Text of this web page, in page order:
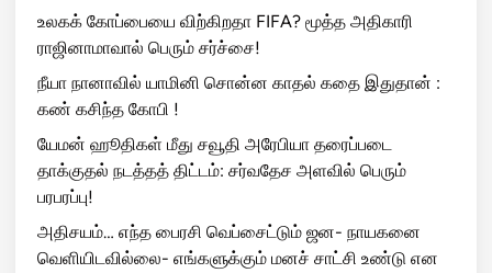
உலகக் கோப்பையை விற்கிறதா FIFA? மூத்த அதிகாரி
ராஜினாமாவால் பெரும் சர்ச்சை!
நீயா நானாவில் யாமினி சொன்ன காதல் கதை இதுதான் :
கண் கசிந்த கோபி !
யேமன் ஹூதிகள் மீது சவூதி அரேபியா தரைப்படை
தாக்குதல் நடத்தத் திட்டம்: சர்வதேச அளவில் பெரும்
பரபரப்பு!
அதிசயம்… எந்த பைரசி வெப்சைட்டும் ஜன- நாயகனை
வெளியிடவில்லை- எங்களுக்கும் மனச் சாட்சி உண்டு என